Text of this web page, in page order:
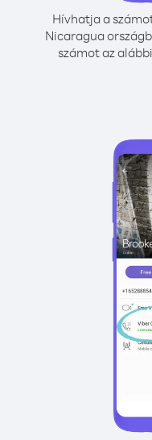
Hívhatja a
Nicaragua
számot az